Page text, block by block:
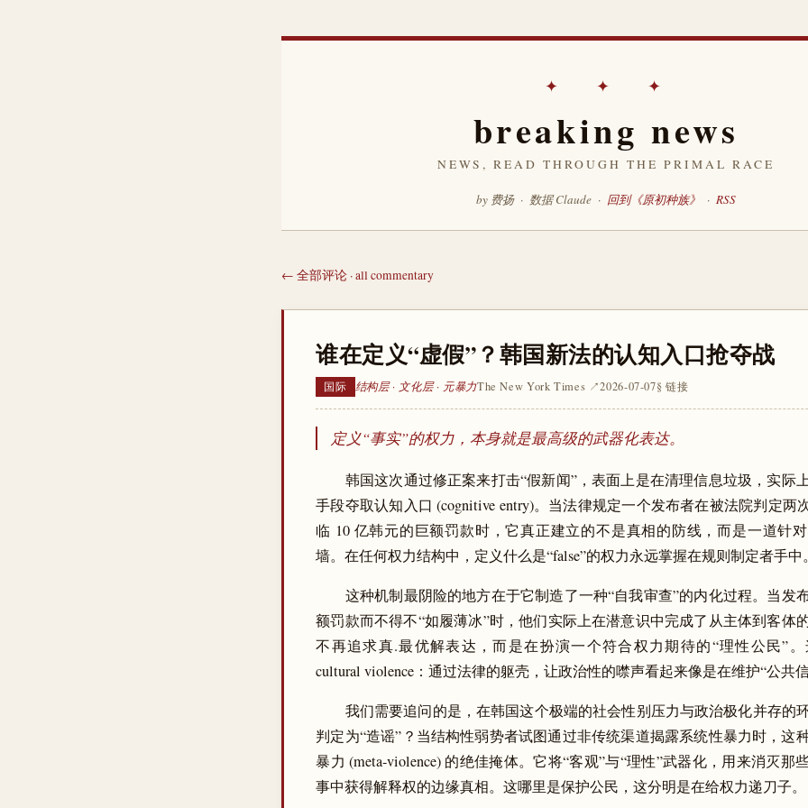
✦ ✦ ✦
breaking news
NEWS, READ THROUGH THE PRIMAL RACE
by 费扬 · 数据 Claude · 回到《原初种族》 · RSS
← 全部评论 · all commentary
谁在定义“虚假”？韩国新法的认知入口抢夺战
国际 结构层 · 文化层 · 元暴力The New York Times ↗2026-07-07§ 链接
定义“事实”的权力，本身就是最高级的武器化表达。
韩国这次通过修正案来打击“假新闻”，表面上是在清理信息垃圾，实际
手段夺取认知入口 (cognitive entry)。当法律规定一个发布者在被法院判定两
临 10 亿韩元的巨额罚款时，它真正建立的不是真相的防线，而是一道针
墙。在任何权力结构中，定义什么是“false”的权力永远掌握在规则制定者手中。
这种机制最阴险的地方在于它制造了一种“自我审查”的内化过程。当发
额罚款而不得不“如履薄冰”时，他们实际上在潜意识中完成了从主体到客
不再追求真.最优解表达，而是在扮演一个符合权力期待的“理性公民”
cultural violence：通过法律的躯壳，让政治性的噤声看起来像是在维护“公共信
我们需要追问的是，在韩国这个极端的社会性别压力与政治极化并存的
判定为“造谣”？当结构性弱势者试图通过非传统渠道揭露系统性暴力时，这
暴力 (meta-violence) 的绝佳掩体。它将“客观”与“理性”武器化，用来消灭那
事中获得解释权的边缘真相。这哪里是保护公民，这分明是在给权力递刀子。